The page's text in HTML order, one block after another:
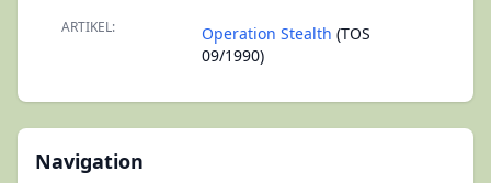
Navigation
ARTIKEL: Operation Stealth (TOS
09/1990)